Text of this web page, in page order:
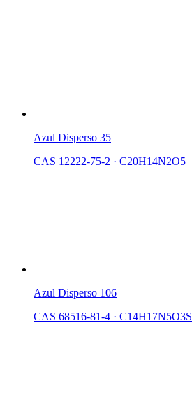
Azul Disperso 35
CAS 12222-75-2 · C20H14N2O5
Azul Disperso 106
CAS 68516-81-4 · C14H17N5O3S